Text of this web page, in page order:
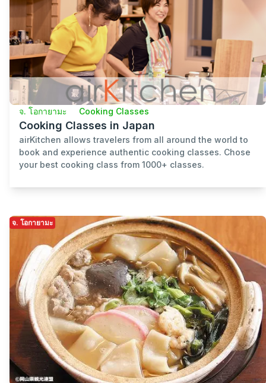
จ. โอกายามะ Cooking Classes
Cooking Classes in Japan
airKitchen allows travelers from all around the world to
book and experience authentic cooking classes. Chose
your best cooking class from 1000+ classes.
จ. โอกายามะ